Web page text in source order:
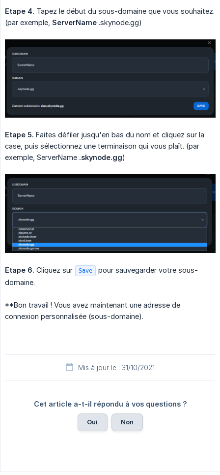
Etape 4. Tapez le début du sous-domaine que vous souhaitez.
(par exemple, ServerName .skynode.gg)
Etape 5. Faites défiler jusqu'en bas du nom et cliquez sur la
case, puis sélectionnez une terminaison qui vous plaît. (par
exemple, ServerName .skynode.gg)
Etape 6. Cliquez sur Save
pour sauvegarder votre sous-
domaine.
**Bon travail ! Vous avez maintenant une adresse de
connexion personnalisée (sous-domaine).
Mis à jour le : 31/10/2021
Cet article a-t-il répondu à vos questions ?
Oui Non